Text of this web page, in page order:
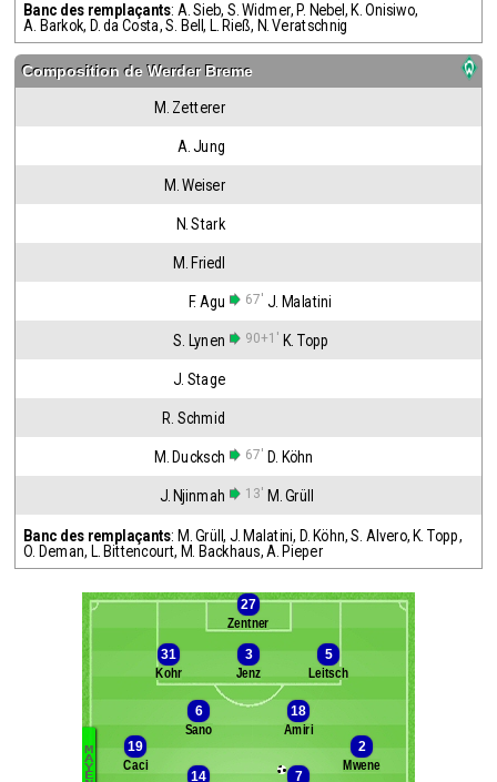
Banc des remplaçants: A. Sieb, S. Widmer, P. Nebel, K. Onisiwo,
A. Barkok, D. da Costa,S. Bell, L. Rieß, N. Veratschnig
Composition deWerder Breme
M. Zetterer
A. Jung
M. Weiser
N. Stark
M. Friedl
F. Agu 67' J. Malatini
S. Lynen 90+1' K. Topp
J. Stage
R. Schmid
M. Ducksch 67' D. Köhn
J. Njinmah 13' M. Grüll
Banc des remplaçants: M. Grüll, J. Malatini, D. Köhn,S. Alvero, K. Topp,
O. Deman, L. Bittencourt, M. Backhaus, A. Pieper